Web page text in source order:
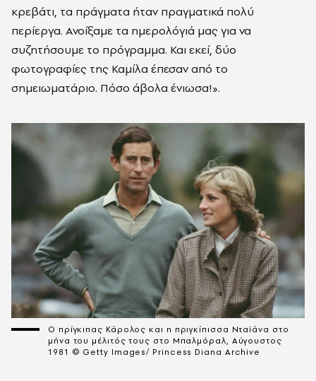
κρεβάτι, τα πράγματα ήταν πραγματικά πολύ
περίεργα. Ανοίξαμε τα ημερολόγιά μας για να
συζητήσουμε το πρόγραμμα. Και εκεί, δύο
φωτογραφίες της Καμίλα έπεσαν από το
σημειωματάριο. Πόσο άβολα ένιωσα!».
Ο πρίγκιπας Κάρολος και η πριγκίπισσα Νταϊάνα στο
μήνα του μέλιτός τους στο Μπαλμόραλ, Αύγουστος
1981 © Getty Images/ Princess Diana Archive